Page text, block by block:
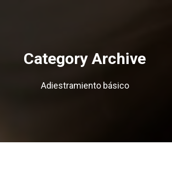
Category Archive
Adiestramiento básico